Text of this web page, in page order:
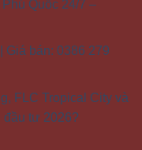
Quốc 24/7 –
Giá bán: 0386 279
FLC Tropical City và
đầu tư 2026?